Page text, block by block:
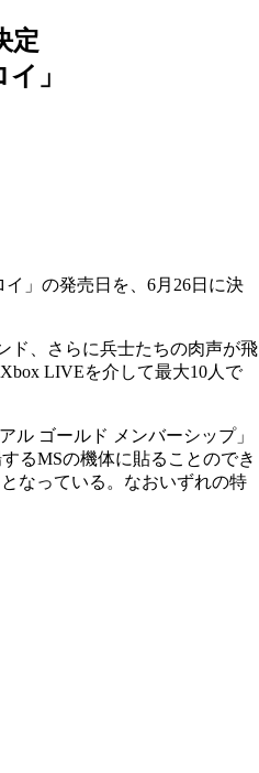
定
」
」の発売日を、6月26日に決
ド、さらに兵士たちの肉声が飛
LIVEを介して最大10人で
ゴールド メンバーシップ」
るMSの機体に貼ることのでき
なっている。なおいずれの特